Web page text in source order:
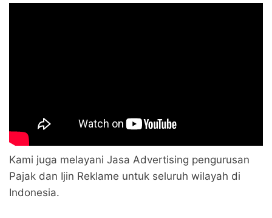
Kami juga melayani Jasa Advertising pengurusan
Pajak dan Ijin Reklame untuk seluruh wilayah di
Indonesia.